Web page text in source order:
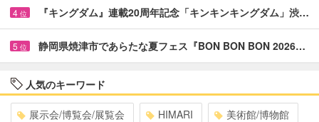
4 位 『キングダム』連載20周年記念「キンキンキングダム」渋…
5 位 静岡県焼津市であらたな夏フェス『BON BON BON 2026…
人気のキーワード
展示会/博覧会/展覧会 HIMARI 美術館/博物館